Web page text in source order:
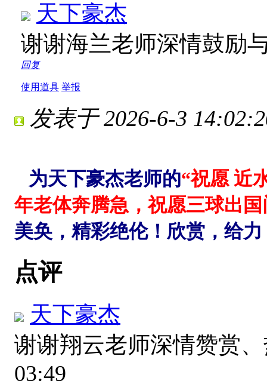
天下豪杰
谢谢海兰老师深情鼓励
回复
使用道具 举报
发表于 2026-6-3
为天下豪杰老师的“祝愿 近
年老体奔腾急，祝愿三球出国
美奂，精彩绝伦！欣赏，给
点评
天下豪杰
谢谢翔云老师深情赞赏
03:49